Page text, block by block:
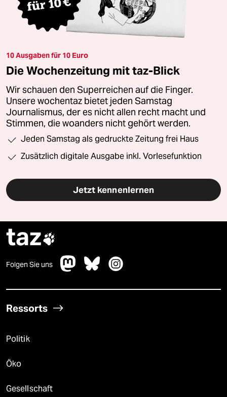
10 Ausgaben für 10 Euro
Die Wochenzeitung mit taz-Blick
Wir schauen den Superreichen auf die Finger.
Unsere wochentaz bietet jeden Samstag
Journalismus, der es nicht allen recht macht und
Stimmen, die woanders nicht gehört werden.
Jeden Samstag als gedruckte Zeitung frei Haus
Zusätzlich digitale Ausgabe inkl. Vorlesefunktion
Jetzt kennenlernen
taz
Folgen Sie uns
Ressorts
Politik
Öko
Gesellschaft